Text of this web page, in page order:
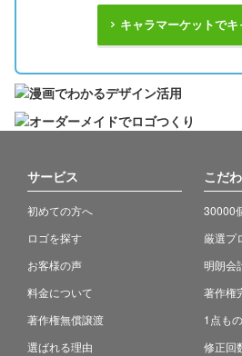
キャラマーケットでキ
サービス
初めての方へ
ロゴを探す
お客様の声
料金について
著作権無償譲渡
選ばれる理由
こだ
30000
厳選プ
明朗会
著作権
1点も
修正回